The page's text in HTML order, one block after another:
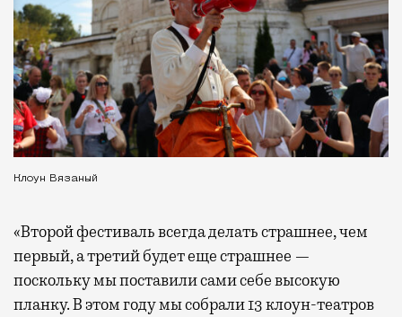
Клоун Вязаный
«Второй фестиваль всегда делать страшнее, чем
первый, а третий будет еще страшнее —
поскольку мы поставили сами себе высокую
планку. В этом году мы собрали 13 клоун-театров